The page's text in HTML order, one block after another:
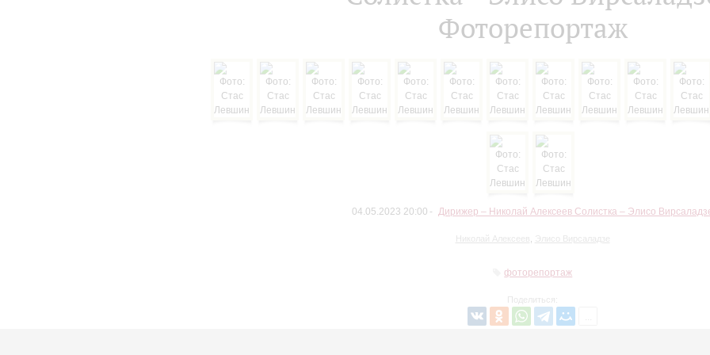
Фоторепортаж
04.05.2023 20:00 Дирижер – Николай Алексеев Солистка – Элисо
Николай Алексеев Элисо Вирсаладзе
фоторепортаж
Поделиться: